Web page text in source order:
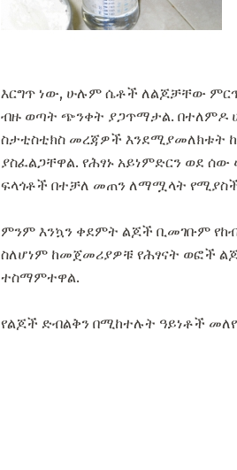
እርግጥ ነው, ሁሉም ሴቶች ለልጆቻቸው
ብዙ ወጣት ጭንቀት ያጋጥማታል. በተለምዶ
ስታቲስቲክስ መረጃዎች እንደሚያመለክቱት
ያስፈልጋቸዋል. የሕፃኑ አይነምድርን ወደ
ፍላጎቶች በተቻለ መጠን ለማሟላት
ምንም እንኳን ቀደምት ልጆች ቢመገቡም
ስለሆነም ከመጀመሪያዎቹ የሕፃናት ወፎች
ተስማምተዋል.
የልጆች ድብልቅን በሚከተሉት ዓይነቶች